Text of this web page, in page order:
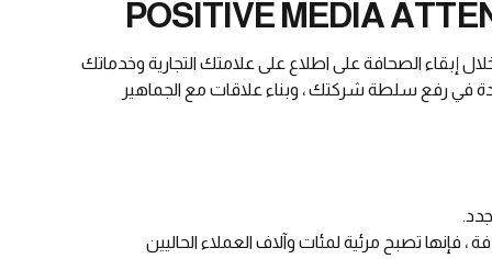
إبقاء الصحافة على اطلاع على علامتك التجارية وخدماتك
في رفع سلطة شركتك ، وبناء علاقات مع الجماهير
تصبح مرئية لمئات وآلاف العملاء الحاليين